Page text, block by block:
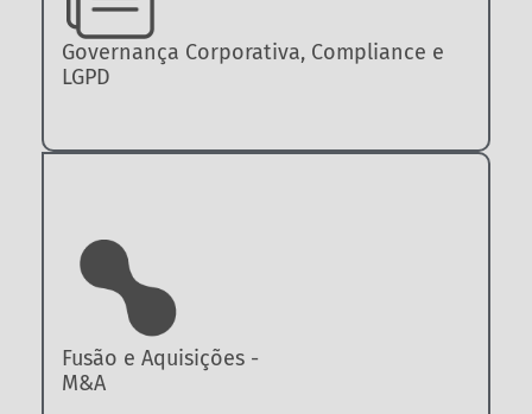
Governança Corporativa, Compliance e
LGPD
Fusão e Aquisições -
M&A